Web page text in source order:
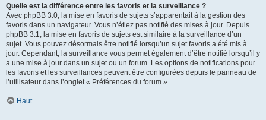
Quelle est la différence entre les favoris et la surveillance ?
Avec phpBB 3.0, la mise en favoris de sujets s’apparentait à la gestion des
favoris dans un navigateur. Vous n’étiez pas notifié des mises à jour. Depuis
phpBB 3.1, la mise en favoris de sujets est similaire à la surveillance d’un
sujet. Vous pouvez désormais être notifié lorsqu’un sujet favoris a été mis à
jour. Cependant, la surveillance vous permet également d’être notifié lorsqu’il y
a une mise à jour dans un sujet ou un forum. Les options de notifications pour
les favoris et les surveillances peuvent être configurées depuis le panneau de
l’utilisateur dans l’onglet « Préférences du forum ».
Haut